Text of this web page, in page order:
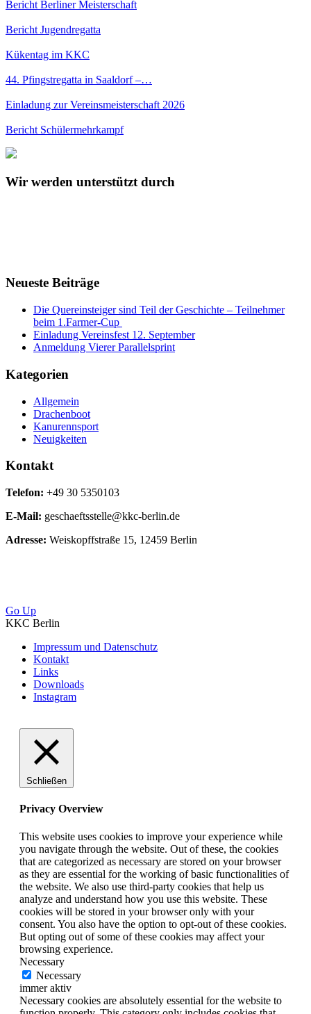
Bericht Berliner Meisterschaft
Bericht Jugendregatta
Kükentag im KKC
44. Pfingstregatta in Saaldorf –…
Einladung zur Vereinsmeisterschaft 2026
Bericht Schülermehrkampf
Wir werden unterstützt durch
Neueste Beiträge
Die Quereinsteiger sind Teil der Geschichte – Teilnehmer
beim 1.Farmer-Cup
Einladung Vereinsfest 12. September
Anmeldung Vierer Parallelsprint
Kategorien
Allgemein
Drachenboot
Kanurennsport
Neuigkeiten
Kontakt
Telefon: +49 30 5350103
E-Mail: geschaeftsstelle@kkc-berlin.de
Adresse: Weiskopffstraße 15, 12459 Berlin
Go Up
KKC Berlin
Impressum und Datenschutz
Kontakt
Links
Downloads
Instagram
Schließen
Privacy Overview
This website uses cookies to improve your experience while
you navigate through the website. Out of these, the cookies
that are categorized as necessary are stored on your browser
as they are essential for the working of basic functionalities of
the website. We also use third-party cookies that help us
analyze and understand how you use this website. These
cookies will be stored in your browser only with your
consent. You also have the option to opt-out of these cookies.
But opting out of some of these cookies may affect your
browsing experience.
Necessary
Necessary
immer aktiv
Necessary cookies are absolutely essential for the website to